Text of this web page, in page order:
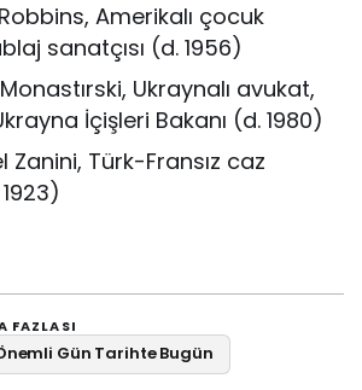
Amerikalı çocuk
sanatçısı (d. 1956)
Ukraynalı avukat,
İçişleri Bakanı (d. 1980)
Zanini, Türk-Fransız caz
FAZLASI
Gün Tarihte Bugün